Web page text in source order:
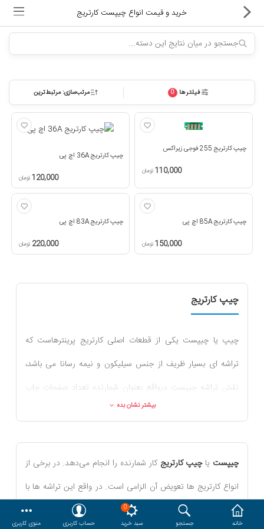
ماشین های اداری
کالای دیجیتال
لوازم التحریر
تجهیزات فروشگاهی و بانکی
هدایا و ست مدیریتی
وایت برد و تابلو اعلانات
حساب کاربری
خانه جستجو
0
سبد خرید
حساب کاربری منوی کاربری
خرید و قیمت انواع چیپست کارتریج
فیلترها 0 مرتب‌سازی: مرتبط‌ترین
چیپ کارتریج 255 فوجی زیراکس
110,000تومان
چیپ کارتریج 36A اچ پی
120,000تومان
چیپ کارتریج 85A اچ پی
150,000تومان
چیپ کارتریج 83A اچ پی
220,000 تومان
چیپ کارتریج
چیپ یا چیپست یکی از قطعات اصلی کارتریج پرینترهاست که
تراشه ای بسیار ظریف از جنس سیلیکون و نیمه رسانا می باشد،
نقش تراشه چیپست درواقع بعنوان شمارنده تعداد صفحات چاپ
شده توسط چاپگر یا دستگاه کپی بوده و علاوه بر آن وظیفه تشخیص
چاپ نداشته باشد، تراشه چیپست پیغام ارور یا خطا را به سیستم
منتقل می کند، ناگفته نماند که تراشه چیپست در هر بار شارژ و
عوض کردن کارتریج، باید تعویض گردد.
بیشتر نشان بده
چیپست یاچیپ کارتریج کار شمارنده را انجام می‌دهد. در برخی از
انواع کارتریج ها تعویض آن الزامی است. در واقع این تراشه ها با
دانستن تعداد قطرات جوهری که تا کنون برای چاپ استفاده شده